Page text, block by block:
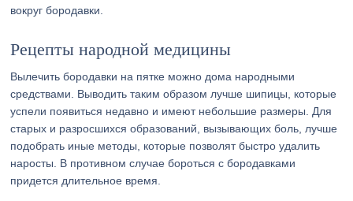
вокруг бородавки.
Рецепты народной медицины
Вылечить бородавки на пятке можно дома народными
средствами. Выводить таким образом лучше шипицы, которые
успели появиться недавно и имеют небольшие размеры. Для
старых и разросшихся образований, вызывающих боль, лучше
подобрать иные методы, которые позволят быстро удалить
наросты. В противном случае бороться с бородавками
придется длительное время.